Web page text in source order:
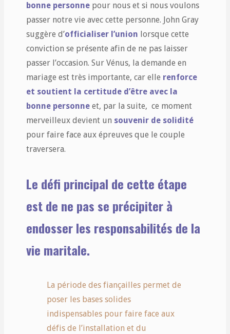
bonne personne pour nous et si nous voulons
passer notre vie avec cette personne. John Gray
suggère d’officialiser l’union lorsque cette
conviction se présente afin de ne pas laisser
passer l’occasion. Sur Vénus, la demande en
mariage est très importante, car elle renforce
et soutient la certitude d’être avec la
bonne personne et, par la suite, ce moment
merveilleux devient un souvenir de solidité
pour faire face aux épreuves que le couple
traversera.
Le défi principal de cette étape
est de ne pas se précipiter à
endosser les responsabilités de la
vie maritale.
La période des fiançailles permet de
poser les bases solides
indispensables pour faire face aux
défis de l’installation et du